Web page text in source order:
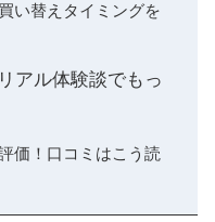
い替えタイミングを
アル体験談でもっ
価！口コミはこう読